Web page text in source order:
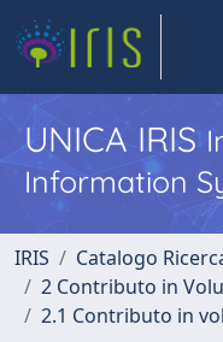
UNICA IRIS
Information
IRIS
Catalogo
2 Contributo in
2.1 Contributo in